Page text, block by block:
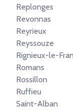
Replonges
Revonnas
Reyrieux
Reyssouze
Rignieux-le-
Romans
Rossillon
Ruffieu
Saint-Alban